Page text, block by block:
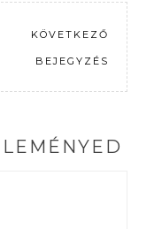
KÖVETKEZŐ
BEJEGYZÉS